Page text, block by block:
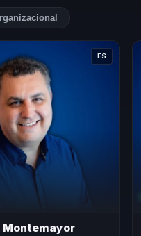
ES
Montemayor